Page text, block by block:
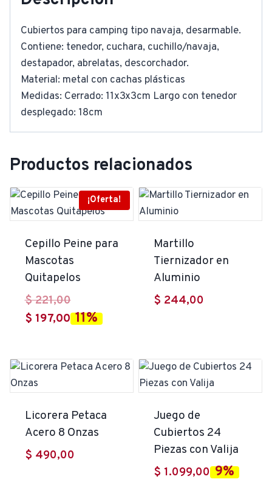
Cubiertos para camping tipo navaja, desarmable.
Contiene: tenedor, cuchara, cuchillo/navaja,
destapador, abrelatas, descorchador.
Material: metal con cachas plásticas
Medidas: Cerrado: 11x3x3cm Largo con tenedor
desplegado: 18cm
Productos relacionados
¡Oferta!
Cepillo Peine para
Mascotas
Quitapelos
$221,00El
precio
$ 221,00.
$ 197,00El
es:
$ 197,00.
11%
Martillo
Tiernizador en
Aluminio
$ 244,00
Licorera Petaca
Acero 8 Onzas
$ 490,00
Juego de
Cubiertos 24
Piezas con Valija
$ 1.099,00 9%